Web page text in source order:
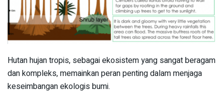
Hutan hujan tropis, sebagai ekosistem yang sangat beragam
dan kompleks, memainkan peran penting dalam menjaga
keseimbangan ekologis bumi.